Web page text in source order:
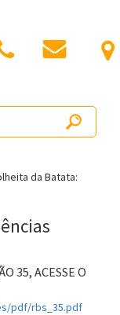
da Batata:
35, ACESSE O
pdf/rbs_35.pdf